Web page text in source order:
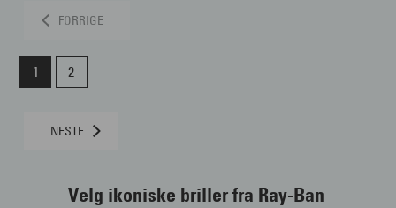
FORRIGE
1 2
NESTE
Velg ikoniske briller fra Ray-Ban